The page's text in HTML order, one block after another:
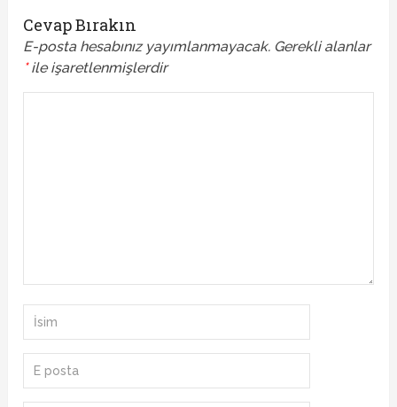
Cevap Bırakın
E-posta hesabınız yayımlanmayacak. Gerekli alanlar
*ile işaretlenmişlerdir